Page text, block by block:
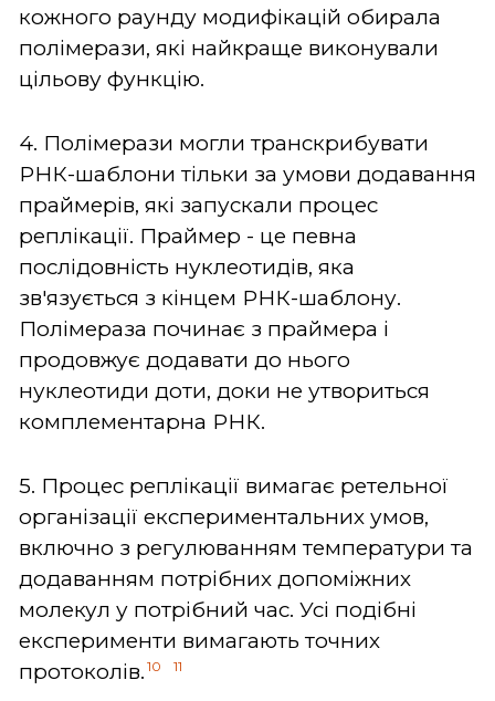
кожного раунду модифікацій обирала
полімерази, які найкраще виконували
цільову функцію.
4. Полімерази могли транскрибувати
РНК-шаблони тільки за умови додавання
праймерів, які запускали процес
реплікації. Праймер - це певна
послідовність нуклеотидів, яка
зв'язується з кінцем РНК-шаблону.
Полімераза починає з праймера і
продовжує додавати до нього
нуклеотиди доти, доки не утвориться
комплементарна РНК.
5. Процес реплікації вимагає ретельної
організації експериментальних умов,
включно з регулюванням температури та
додаванням потрібних допоміжних
молекул у потрібний час. Усі подібні
експерименти вимагають точних
протоколів. 10 11